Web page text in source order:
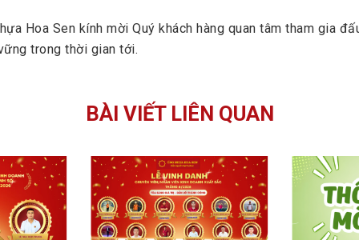
Hoa Sen kính mời Quý khách hàng quan tâm tham gia
trong thời gian tới.
BÀI VIẾT LIÊN QUAN